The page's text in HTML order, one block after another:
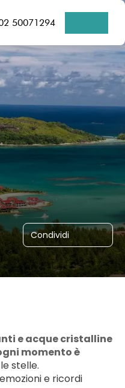
50071294
Condividi
e acque cristalline
momento è
stelle.
e ricordi